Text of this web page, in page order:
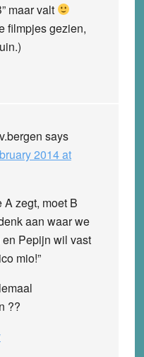
maar valt
filmpjes gezien,
says
2014 at
A zegt, moet B
aan waar we
Pepijn wil vast
mio!”
??